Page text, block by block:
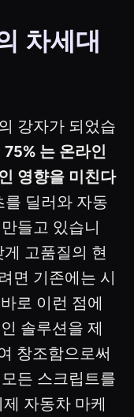
차세대
강자가 되었습
는 온라인
영향을 미친다
를 딜러와 자동
들고 있습니
고품질의 현
면 기존에는 시
로 이런 점에
솔루션을 제
창조함으로써
모든 스크립트를
자동차 마케